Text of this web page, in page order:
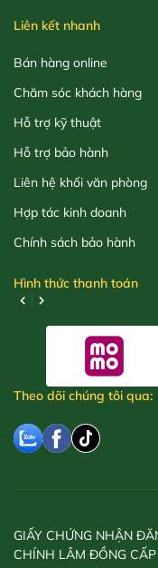
Liên kết nhanh
Bán hàng online
Chăm sóc khách hàng
Hỗ trợ kỹ thuật
Hỗ trợ bảo hành
Liên hệ khối văn phòng
Hợp tác kinh doanh
Chính sách bảo hành
Hình thức thanh toán
Theo dõi chúng tôi qua:
GIẤY CHỨNG NHẬN
CHÍNH LÂM ĐỒNG CẤP